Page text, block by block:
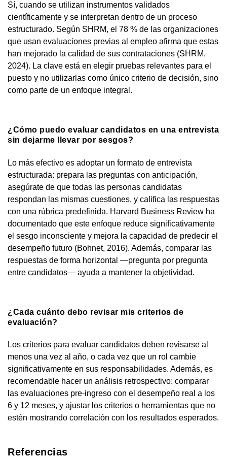
Sí, cuando se utilizan instrumentos validados
científicamente y se interpretan dentro de un proceso
estructurado. Según SHRM, el 78 % de las organizaciones
que usan evaluaciones previas al empleo afirma que estas
han mejorado la calidad de sus contrataciones (SHRM,
2024). La clave está en elegir pruebas relevantes para el
puesto y no utilizarlas como único criterio de decisión, sino
como parte de un enfoque integral.
¿Cómo puedo evaluar candidatos en una entrevista
sin dejarme llevar por sesgos?
Lo más efectivo es adoptar un formato de entrevista
estructurada: prepara las preguntas con anticipación,
asegúrate de que todas las personas candidatas
respondan las mismas cuestiones, y califica las respuestas
con una rúbrica predefinida. Harvard Business Review ha
documentado que este enfoque reduce significativamente
el sesgo inconsciente y mejora la capacidad de predecir el
desempeño futuro (Bohnet, 2016). Además, comparar las
respuestas de forma horizontal —pregunta por pregunta
entre candidatos— ayuda a mantener la objetividad.
¿Cada cuánto debo revisar mis criterios de
evaluación?
Los criterios para evaluar candidatos deben revisarse al
menos una vez al año, o cada vez que un rol cambie
significativamente en sus responsabilidades. Además, es
recomendable hacer un análisis retrospectivo: comparar
las evaluaciones pre-ingreso con el desempeño real a los
6 y 12 meses, y ajustar los criterios o herramientas que no
estén mostrando correlación con los resultados esperados.
Referencias